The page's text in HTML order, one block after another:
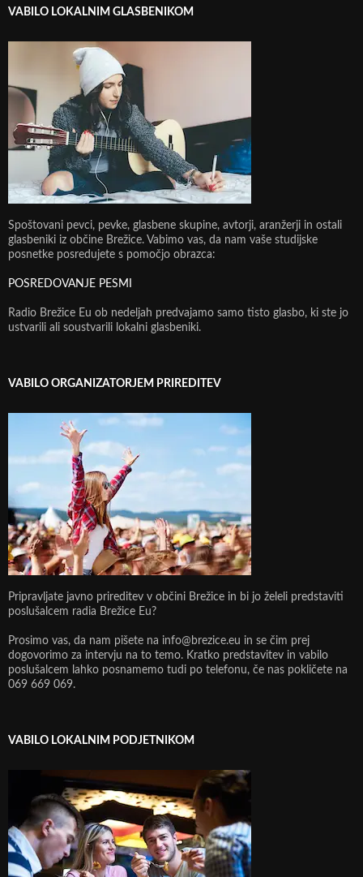
VABILO LOKALNIM GLASBENIKOM
Spoštovani pevci, pevke, glasbene skupine, avtorji, aranžerji in ostali
glasbeniki iz občine Brežice. Vabimo vas, da nam vaše studijske
posnetke posredujete s pomočjo obrazca:
POSREDOVANJE PESMI
Radio Brežice Eu ob nedeljah predvajamo samo tisto glasbo, ki ste jo
ustvarili ali soustvarili lokalni glasbeniki.
VABILO ORGANIZATORJEM PRIREDITEV
Pripravljate javno prireditev v občini Brežice in bi jo želeli predstaviti
poslušalcem radia Brežice Eu?
Prosimo vas, da nam pišete na info@brezice.eu in se čim prej
dogovorimo za intervju na to temo. Kratko predstavitev in vabilo
poslušalcem lahko posnamemo tudi po telefonu, če nas pokličete na
069 669 069.
VABILO LOKALNIM PODJETNIKOM